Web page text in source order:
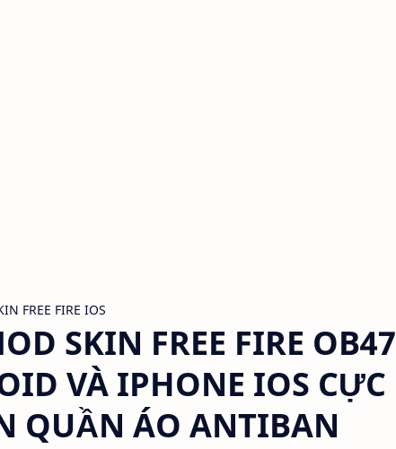
FREE FIRE IOS
SKIN FREE FIRE OB47
VÀ IPHONE IOS CỰC
QUẦN ÁO ANTIBAN